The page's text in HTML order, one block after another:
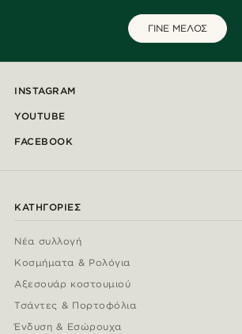
ΓΙΝΕ ΜΕΛΟΣ
INSTAGRAM
YOUTUBE
FACEBOOK
ΚΑΤΗΓΟΡΊΕΣ
Νέα συλλογή
Κοσμήματα & Ρολόγια
Αξεσουάρ κοστουμιού
Τσάντες & Πορτοφόλια
Ένδυση & Εσώρουχα